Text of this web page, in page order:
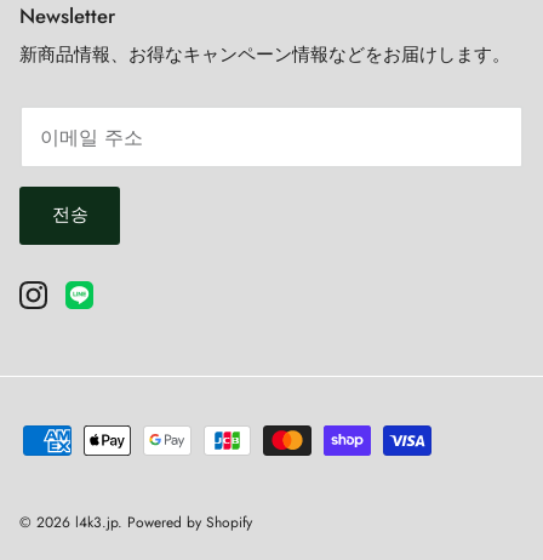
Newsletter
新商品情報、お得なキャンペーン情報などをお届けします。
전송
© 2026 l4k3.jp. Powered by Shopify